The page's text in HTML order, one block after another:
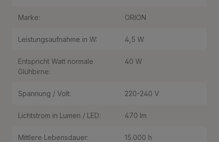
Marke: ORION
Leistungsaufnahme in W: 4,5 W
Entspricht Watt normale
Glühbirne:
40 W
Spannung / Volt: 220-240 V
Lichtstrom in Lumen / LED: 470 lm
Mittlere Lebensdauer: 15.000 h